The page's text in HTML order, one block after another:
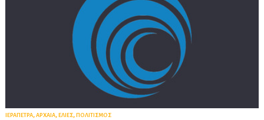
ΙΕΡΑΠΕΤΡΑ, ΑΡΧΑΙΑ, ΕΛΙΕΣ, ΠΟΛΙΤΙΣΜΟΣ